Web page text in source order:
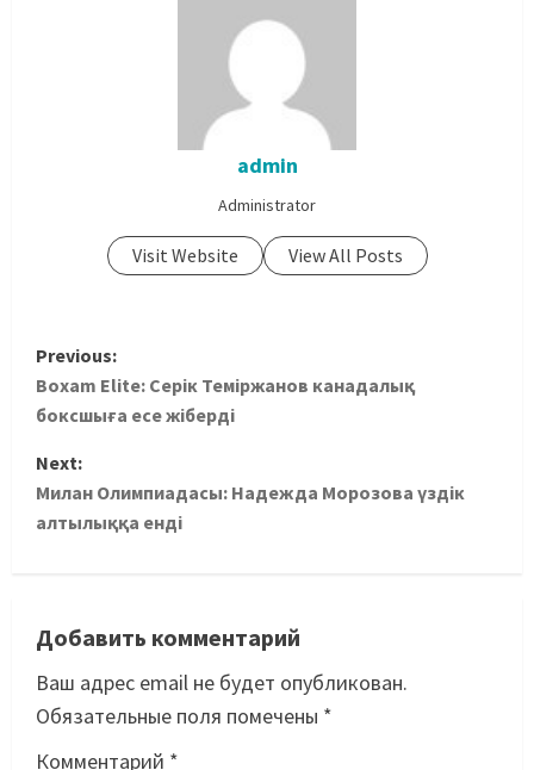
admin
Administrator
Visit Website View All Posts
Previous:
Boxam Elite: Серік Теміржанов канадалық
боксшыға есе жіберді
Next:
Милан Олимпиадасы: Надежда Морозова үздік
алтылыққа енді
Добавить комментарий
Ваш адрес email не будет опубликован.
Обязательные поля помечены *
Комментарий *